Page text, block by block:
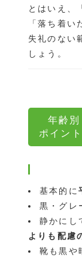
とはいえ、
「落ち着
失礼のない
しょう。
年齢
ポイント
基本的に
黒・グレ
静かにし
よりも配慮
靴も黒や